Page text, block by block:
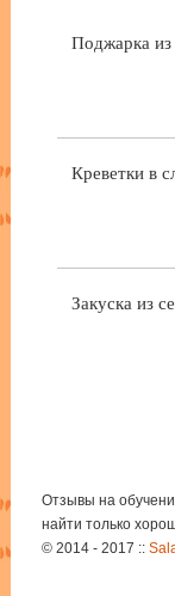
Поджарка
Креветки в
Закуска из
Отзывы на
найти только
© 2014 - 2017 ::